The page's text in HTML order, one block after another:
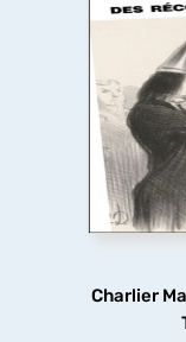
Charlier
Premier
théâtre,
art